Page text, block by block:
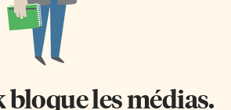
bloque les médias.